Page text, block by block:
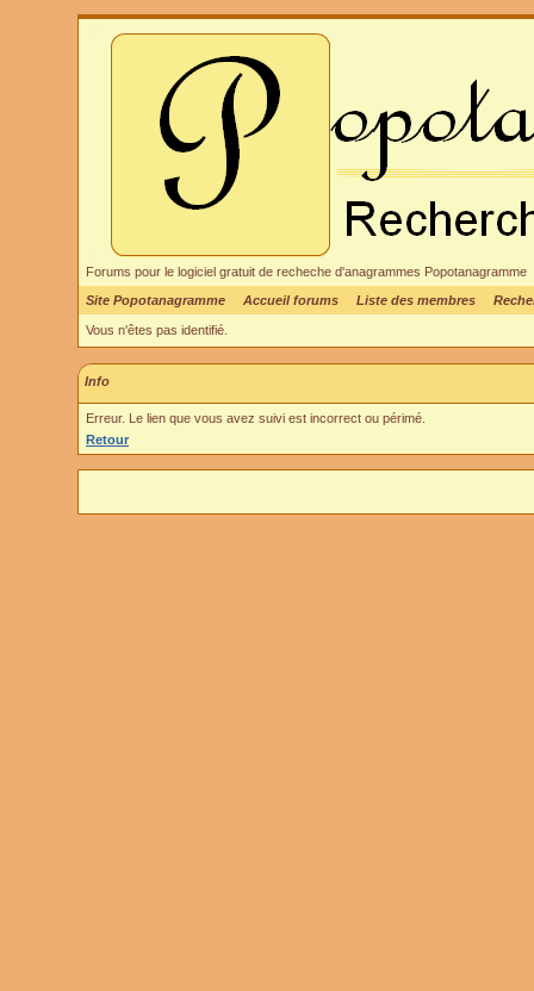
Forums pour le logiciel gratuit de recheche d'anagrammes Popotanagramme
Site Popotanagramme
Accueil forums Liste des membres
Vous n'êtes pas identifié.
Info
Erreur. Le lien que vous avez suivi est incorrect ou périmé.
Retour